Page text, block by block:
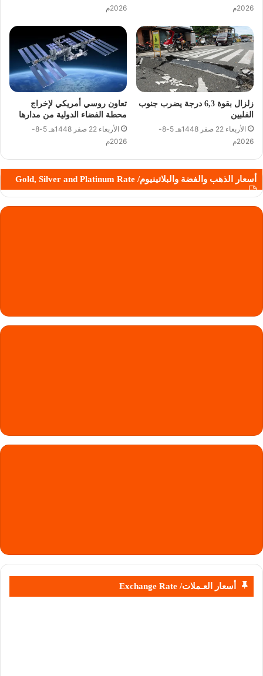
2026م
2026م
زلزال بقوة 6,3 درجة يضرب جنوب
الفلبين
الأربعاء 22 صفر 1448هـ 5-8-
2026م
تعاون روسي أمريكي لإخراج
محطة الفضاء الدولية من مدارها
الأربعاء 22 صفر 1448هـ 5-8-
2026م
أسعار الذهب والفضة والبلاتينيوم/ Gold, Silver and Platinum Rate
أسعار العـملات/ Exchange Rate